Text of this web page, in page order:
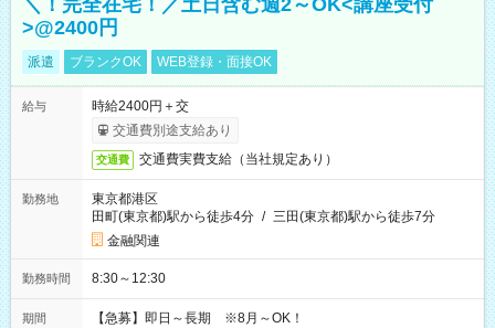
＼！完全在宅！／土日含む週2～OK<講座受付
>@2400円
派遣 ブランクOK WEB登録・面接OK
給与
時給2400円＋交
交通費別途支給あり
交通費 交通費実費支給（当社規定あり）
勤務地
東京都港区
田町(東京都)駅から徒歩4分 / 三田(東京都)駅から徒歩7分
金融関連
勤務時間 8:30～12:30
期間 【急募】即日～長期 ※8月～OK！